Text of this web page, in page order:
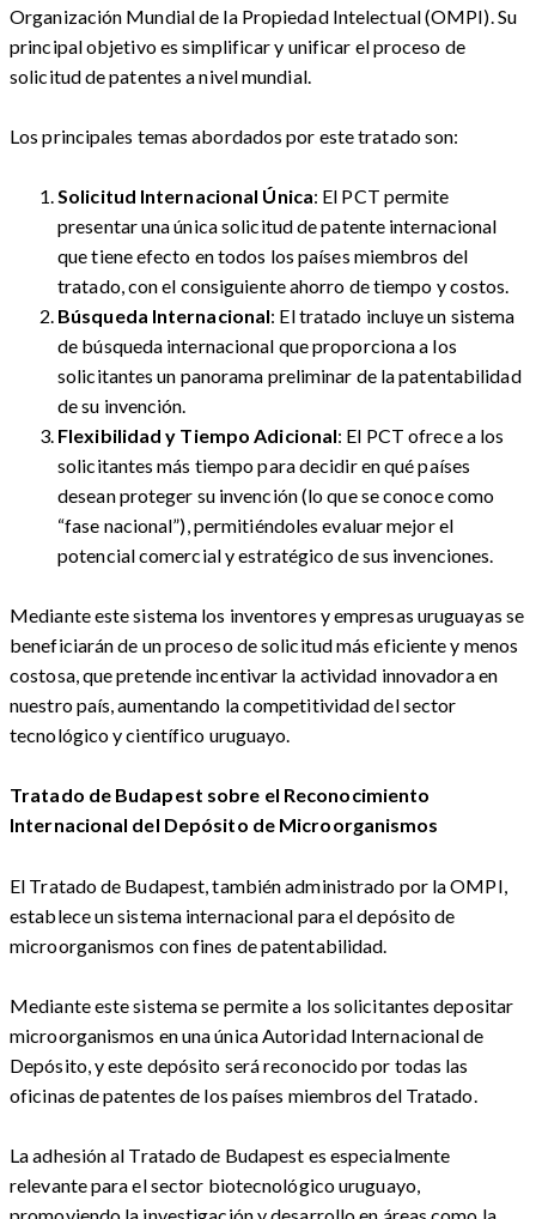
Organización Mundial de la Propiedad Intelectual (OMPI). Su
principal objetivo es simplificar y unificar el proceso de
solicitud de patentes a nivel mundial.
Los principales temas abordados por este tratado son:
Solicitud Internacional Única: El PCT permite
presentar una única solicitud de patente internacional
que tiene efecto en todos los países miembros del
tratado, con el consiguiente ahorro de tiempo y costos.
Búsqueda Internacional: El tratado incluye un sistema
de búsqueda internacional que proporciona a los
solicitantes un panorama preliminar de la patentabilidad
de su invención.
Flexibilidad y Tiempo Adicional: El PCT ofrece a los
solicitantes más tiempo para decidir en qué países
desean proteger su invención (lo que se conoce como
“fase nacional”), permitiéndoles evaluar mejor el
potencial comercial y estratégico de sus invenciones.
Mediante este sistema los inventores y empresas uruguayas se
beneficiarán de un proceso de solicitud más eficiente y menos
costosa, que pretende incentivar la actividad innovadora en
nuestro país, aumentando la competitividad del sector
tecnológico y científico uruguayo.
Tratado de Budapest sobre el Reconocimiento
Internacional del Depósito de Microorganismos
El Tratado de Budapest, también administrado por la OMPI,
establece un sistema internacional para el depósito de
microorganismos con fines de patentabilidad.
Mediante este sistema se permite a los solicitantes depositar
microorganismos en una única Autoridad Internacional de
Depósito, y este depósito será reconocido por todas las
oficinas de patentes de los países miembros del Tratado.
La adhesión al Tratado de Budapest es especialmente
relevante para el sector biotecnológico uruguayo,